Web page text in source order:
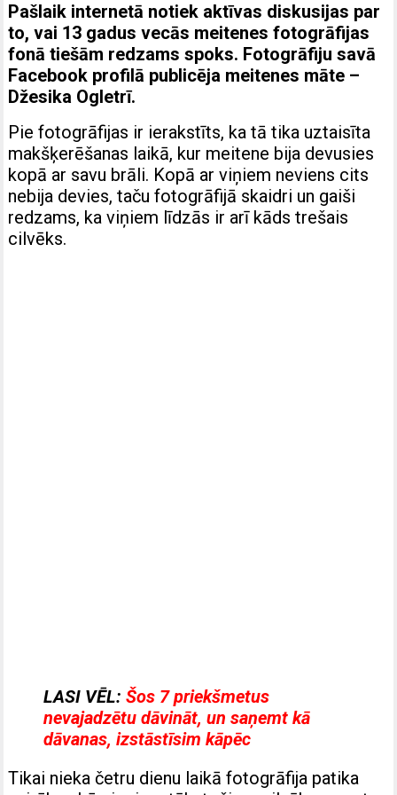
Pašlaik internetā notiek aktīvas diskusijas par
to, vai 13 gadus vecās meitenes fotogrāfijas
fonā tiešām redzams spoks. Fotogrāfiju savā
Facebook profilā publicēja meitenes māte –
Džesika Ogletrī.
Pie fotogrāfijas ir ierakstīts, ka tā tika uztaisīta
makšķerēšanas laikā, kur meitene bija devusies
kopā ar savu brāli. Kopā ar viņiem neviens cits
nebija devies, taču fotogrāfijā skaidri un gaiši
redzams, ka viņiem līdzās ir arī kāds trešais
cilvēks.
LASI VĒL: Šos 7 priekšmetus
nevajadzētu dāvināt, un saņemt kā
dāvanas, izstāstīsim kāpēc
Tikai nieka četru dienu laikā fotogrāfija patika